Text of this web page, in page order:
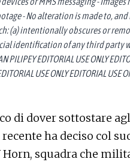
- No alteration is made to,
(a) intentionally obscures or
identification of any third party
PILIPEY EDITORIAL USE ONLY
USE ONLY EDITORIAL USE
di dover sottostare
recente ha deciso col
Horn, squadra che